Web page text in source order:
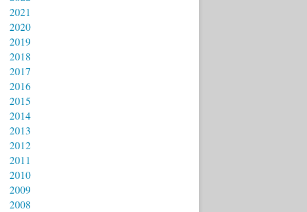
2021
2020
2019
2018
2017
2016
2015
2014
2013
2012
2011
2010
2009
2008